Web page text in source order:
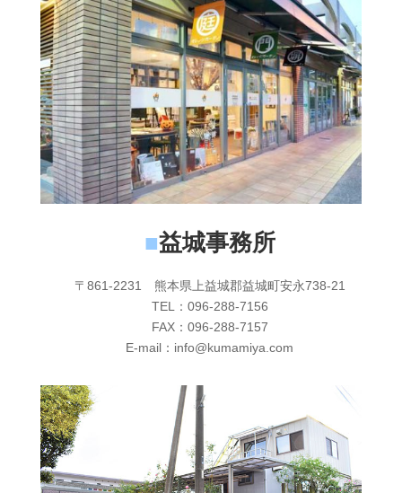
■益城事務所
〒861-2231 熊本県上益城郡益城町安永738-21
TEL：096-288-7156
FAX：096-288-7157
E-mail：info@kumamiya.com